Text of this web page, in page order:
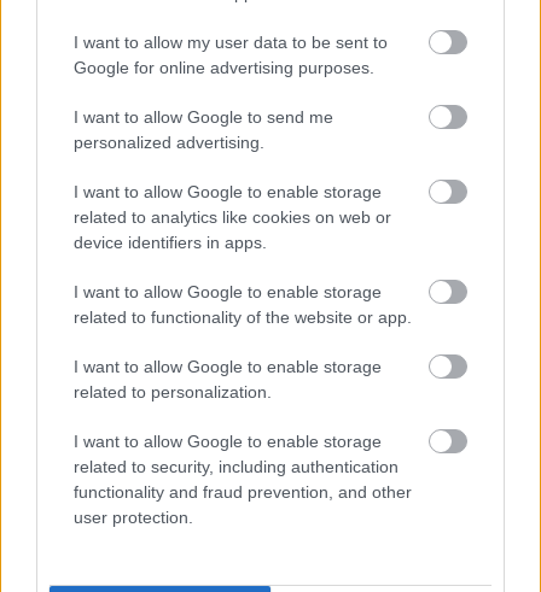
I want to allow my user data to be sent to
Google for online advertising purposes.
I want to allow Google to send me
personalized advertising.
I want to allow Google to enable storage
related to analytics like cookies on web or
device identifiers in apps.
I want to allow Google to enable storage
related to functionality of the website or app.
I want to allow Google to enable storage
related to personalization.
I want to allow Google to enable storage
related to security, including authentication
functionality and fraud prevention, and other
user protection.
2014. október 11. 20 óra
Szabad, strukturált improvizáción alapuló és
Az első óra versekkel, énekkel, új vonalas
elektronikus zenével alátámasztott tánccal
kiegészült előadás, a második óra pedig szabadabb
bekapcsolódhat.
előadók:
Szabó Richárd- zenei alap
Fenyves Márk- tánc
Mándy Ildikó- tánc
Pálosi István- tánc